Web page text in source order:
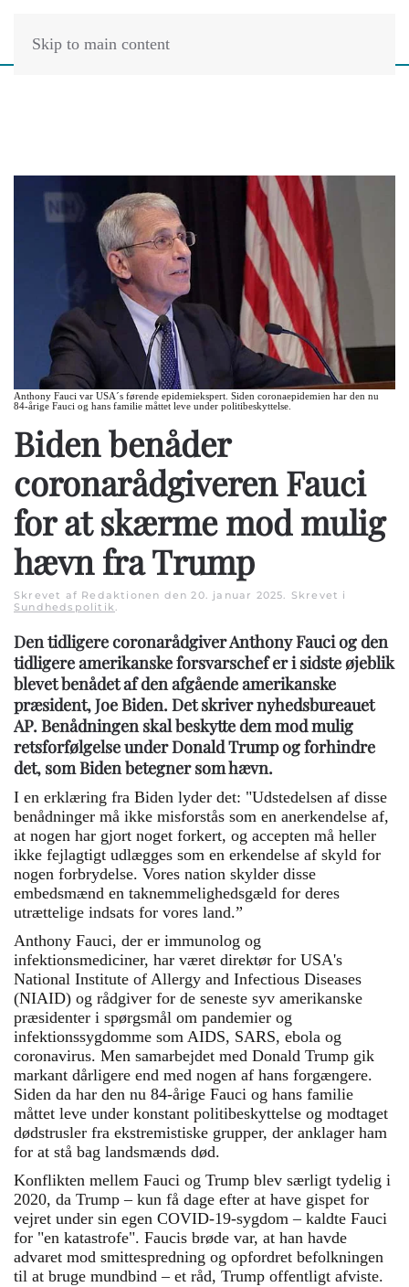
Skip to main content
Anthony Fauci var USA´s førende epidemiekspert. Siden coronaepidemien har den nu
84-årige Fauci og hans familie måttet leve under politibeskyttelse.
Biden benåder
coronarådgiveren Fauci
for at skærme mod mulig
hævn fra Trump
Skrevet af Redaktionen den20. januar 2025. Skrevet i
Sundhedspolitik.
Den tidligere coronarådgiver Anthony Fauci og den
tidligere amerikanske forsvarschef er i sidste øjeblik
blevet benådet af den afgående amerikanske
præsident, Joe Biden. Det skriver nyhedsbureauet
AP. Benådningen skal beskytte dem mod mulig
retsforfølgelse under Donald Trump og forhindre
det, som Biden betegner som hævn.
I en erklæring fra Biden lyder det: "Udstedelsen af disse
benådninger må ikke misforstås som en anerkendelse af,
at nogen har gjort noget forkert, og accepten må heller
ikke fejlagtigt udlægges som en erkendelse af skyld for
nogen forbrydelse. Vores nation skylder disse
embedsmænd en taknemmelighedsgæld for deres
utrættelige indsats for vores land.”
Anthony Fauci, der er immunolog og
infektionsmediciner, har været direktør for USA's
National Institute of Allergy and Infectious Diseases
(NIAID) og rådgiver for de seneste syv amerikanske
præsidenter i spørgsmål om pandemier og
infektionssygdomme som AIDS, SARS, ebola og
coronavirus. Men samarbejdet med Donald Trump gik
markant dårligere end med nogen af hans forgængere.
Siden da har den nu 84-årige Fauci og hans familie
måttet leve under konstant politibeskyttelse og modtaget
dødstrusler fra ekstremistiske grupper, der anklager ham
for at stå bag landsmænds død.
Konflikten mellem Fauci og Trump blev særligt tydelig i
2020, da Trump – kun få dage efter at have gispet for
vejret under sin egen COVID-19-sygdom – kaldte Fauci
for "en katastrofe". Faucis brøde var, at han havde
advaret mod smittespredning og opfordret befolkningen
til at bruge mundbind – et råd, Trump offentligt afviste.